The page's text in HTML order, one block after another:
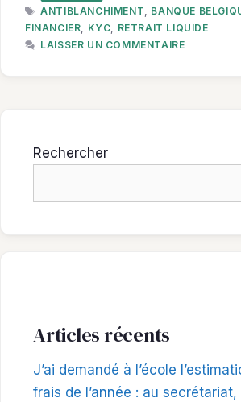
ÉTIQUETTES
ANTIBLANCHIMENT, BANQUE
FINANCIER, KYC, RETRAIT LIQUIDE
LAISSER UN COMMENTAIRE
Rechercher
Articles récents
J’ai demandé à l’école
frais de l’année : au secrétariat,